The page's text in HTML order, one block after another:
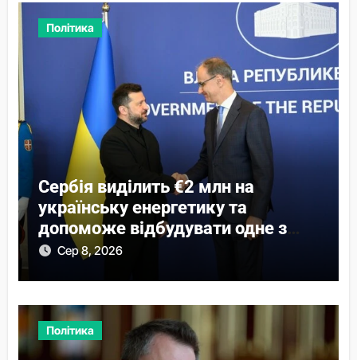
Політика
Сербія виділить €2 млн на
українську енергетику та
допоможе відбудувати одне з
містСер 8, 2026
Політика